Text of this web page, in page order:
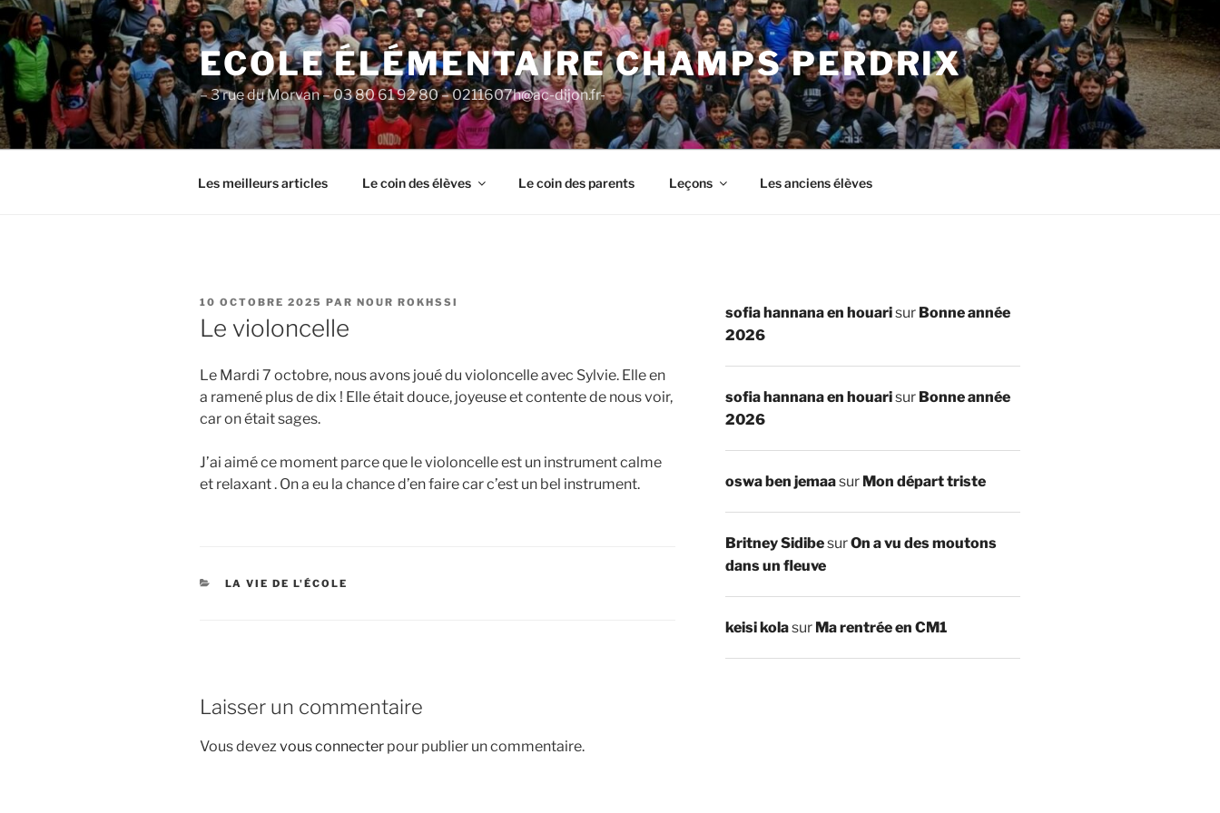
Aller
au
contenu
principal
ECOLE ÉLÉMENTAIRE CHAMPS PERDRIX
– 3 rue du Morvan – 03 80 61 92 80 – 0211607h@ac-dijon.fr-
Les meilleurs articles Le coin des élèves Le coin des parents Leçons Les anciens élèves
PUBLIÉ
LE
10 OCTOBRE 2025 PAR NOUR ROKHSSI
Le violoncelle
Le Mardi 7 octobre, nous avons joué du violoncelle avec Sylvie. Elle en
a ramené plus de dix ! Elle était douce, joyeuse et contente de nous voir,
car on était sages.
J’ai aimé ce moment parce que le violoncelle est un instrument calme
et relaxant . On a eu la chance d’en faire car c’est un bel instrument.
CATÉGORIES
LA VIE DE L'ÉCOLE
Laisser un commentaire
Vous devez vous connecter pour publier un commentaire.
sofia hannana en houarisur Bonne année
2026
sofia hannana en houarisur Bonne année
2026
oswa ben jemaasur Mon départ triste
Britney SidibesurOn a vu des moutons
dans un fleuve
keisi kolasur Ma rentrée en CM1